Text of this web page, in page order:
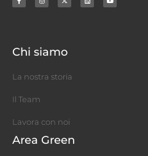
Chi siamo
La nostra storia
Il Team
Lavora con noi
Area Green